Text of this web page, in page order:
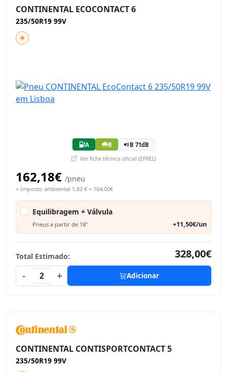
CONTINENTAL ECOCONTACT 6
235/50R19 99V
A B B 71dB
Ver ficha técnica oficial (EPREL)
162,18€ /pneu
+ Imposto ambiental 1,82 € = 164,00€
Equilibragem + Válvula
Pneus a partir de 18" +11,50€/un
Total Estimado:
328,00€
-
2 + Adicionar
CONTINENTAL CONTISPORTCONTACT 5
235/50R19 99V